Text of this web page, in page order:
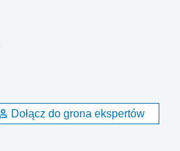
Dołącz do grona ekspertów